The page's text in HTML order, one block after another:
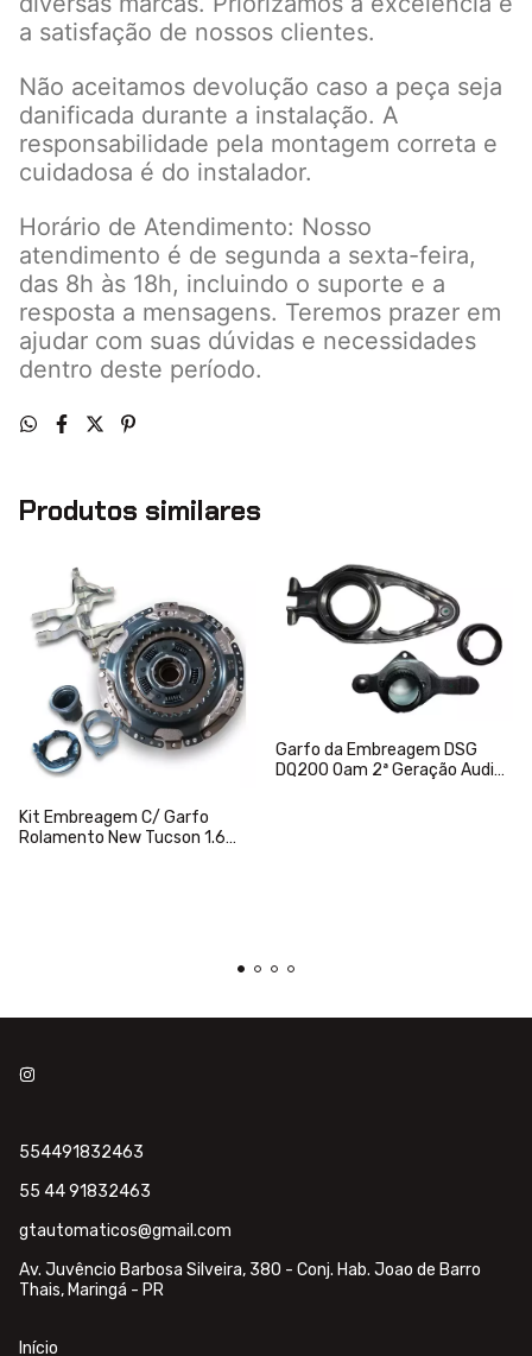
a satisfação de nossos clientes.
Não aceitamos devolução caso a peça seja
danificada durante a instalação. A
responsabilidade pela montagem correta e
cuidadosa é do instalador.
Horário de Atendimento: Nosso
atendimento é de segunda a sexta-feira,
das 8h às 18h, incluindo o suporte e a
resposta a mensagens. Teremos prazer em
ajudar com suas dúvidas e necessidades
dentro deste período.
Produtos similares
Kit Embreagem C/ Garfo
Rolamento New Tucson 1.6
Garfo da Embreagem DSG
DQ200 0am 2ª Geração Audi
554491832463
55 44 91832463
gtautomaticos@gmail.com
Av. Juvêncio Barbosa Silveira, 380 - Conj. Hab. Joao de Barro
Thais, Maringá - PR
Início